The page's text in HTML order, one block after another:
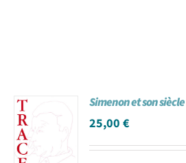
Simenon et son siècle
25,00€